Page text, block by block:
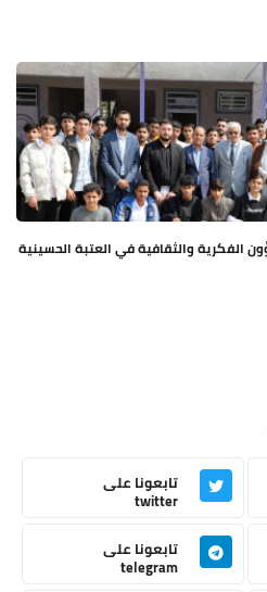
الفكرية والثقافية في العتبة الحسينية
تابعونا على
twitter
تابعونا على
telegram